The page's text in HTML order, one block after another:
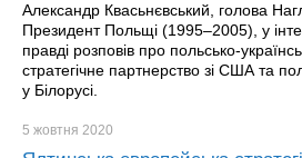
Александр Квасьнєвський, голова
Президент Польщі (1995–2005), у
правді розповів про польсько-
стратегічне партнерство зі США та
у Білорусі.
5 жовтня 2020